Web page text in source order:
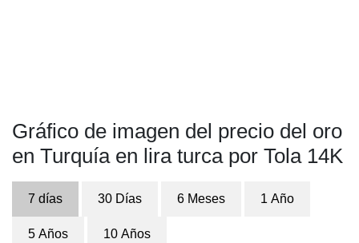
Gráfico de imagen del precio del oro
en Turquía en lira turca por Tola 14K
7 días 30 Días 6 Meses 1 Año
5 Años 10 Años